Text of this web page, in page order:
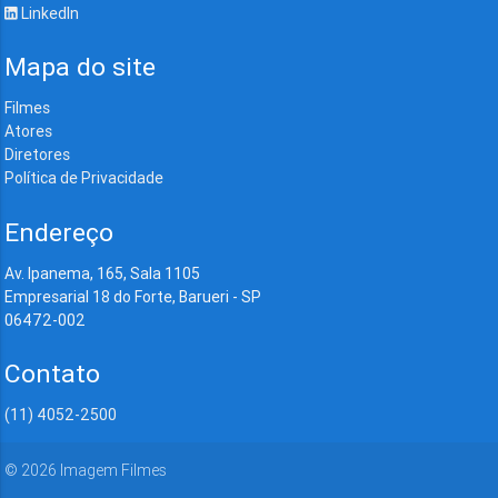
LinkedIn
Mapa do site
Filmes
Atores
Diretores
Política de Privacidade
Endereço
Av. Ipanema, 165, Sala 1105
Empresarial 18 do Forte, Barueri - SP
06472-002
Contato
(11) 4052-2500
© 2026 Imagem Filmes